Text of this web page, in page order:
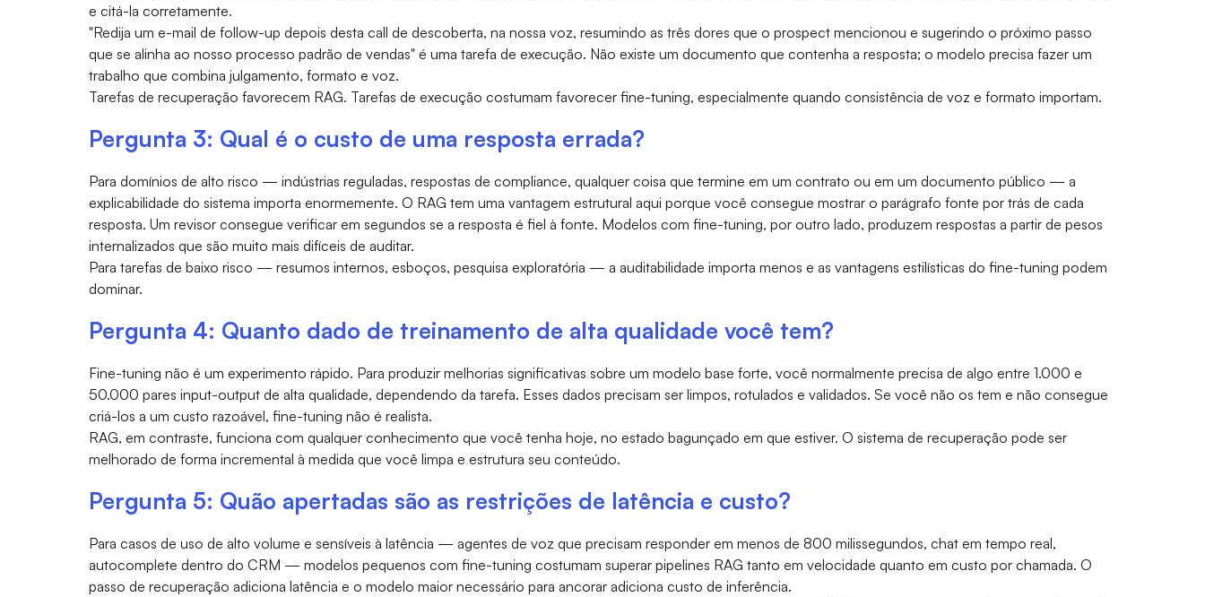
e citá-la corretamente.
"Redija um e-mail de follow-up depois desta call de descoberta, na nossa voz, resumindo as três dores que o prospect mencionou e sugerindo o próximo passo
que se alinha ao nosso processo padrão de vendas" é uma tarefa de execução. Não existe um documento que contenha a resposta; o modelo precisa fazer um
trabalho que combina julgamento, formato e voz.
Tarefas de recuperação favorecem RAG. Tarefas de execução costumam favorecer fine-tuning, especialmente quando consistência de voz e formato importam.
Pergunta 3: Qual é o custo de uma resposta errada?
Para domínios de alto risco — indústrias reguladas, respostas de compliance, qualquer coisa que termine em um contrato ou em um documento público — a
explicabilidade do sistema importa enormemente. O RAG tem uma vantagem estrutural aqui porque você consegue mostrar o parágrafo fonte por trás de cada
resposta. Um revisor consegue verificar em segundos se a resposta é fiel à fonte. Modelos com fine-tuning, por outro lado, produzem respostas a partir de pesos
internalizados que são muito mais difíceis de auditar.
Para tarefas de baixo risco — resumos internos, esboços, pesquisa exploratória — a auditabilidade importa menos e as vantagens estilísticas do fine-tuning podem
dominar.
Pergunta 4: Quanto dado de treinamento de alta qualidade você tem?
Fine-tuning não é um experimento rápido. Para produzir melhorias significativas sobre um modelo base forte, você normalmente precisa de algo entre 1.000 e
50.000 pares input-output de alta qualidade, dependendo da tarefa. Esses dados precisam ser limpos, rotulados e validados. Se você não os tem e não consegue
criá-los a um custo razoável, fine-tuning não é realista.
RAG, em contraste, funciona com qualquer conhecimento que você tenha hoje, no estado bagunçado em que estiver. O sistema de recuperação pode ser
melhorado de forma incremental à medida que você limpa e estrutura seu conteúdo.
Pergunta 5: Quão apertadas são as restrições de latência e custo?
Para casos de uso de alto volume e sensíveis à latência — agentes de voz que precisam responder em menos de 800 milissegundos, chat em tempo real,
autocomplete dentro do CRM — modelos pequenos com fine-tuning costumam superar pipelines RAG tanto em velocidade quanto em custo por chamada. O
passo de recuperação adiciona latência e o modelo maior necessário para ancorar adiciona custo de inferência.